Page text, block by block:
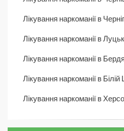
Лікування наркоманії в
Лікування наркоманії в
Лікування наркоманії в
Лікування наркоманії в Білій
Лікування наркоманії в